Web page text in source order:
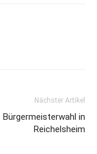
Nächster Artikel
Bürgermeisterwahl in
Reichelsheim